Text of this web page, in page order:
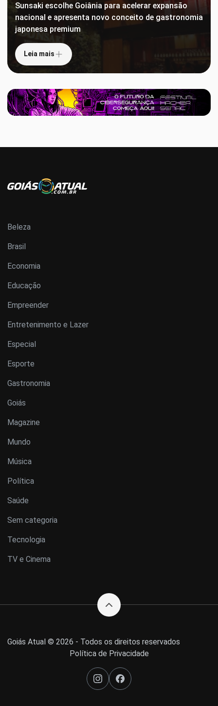
Sunsaki escolhe Goiânia para acelerar expansão
nacional e apresenta novo conceito de gastronomia
japonesa premium
Leia mais
Beleza
Brasil
Economia
Educação
Empreender
Entretenimento e Lazer
Especial
Esporte
Gastronomia
Goiás
Magazine
Mundo
Música
Política
Saúde
Sem categoria
Tecnologia
TV e Cinema
Goiás Atual © 2026 - Todos os direitos reservados
Política de Privacidade